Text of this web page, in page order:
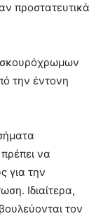
προστατευτικά
σκουρόχρωμων
την έντονη
να
για την
Ιδιαίτερα,
τον